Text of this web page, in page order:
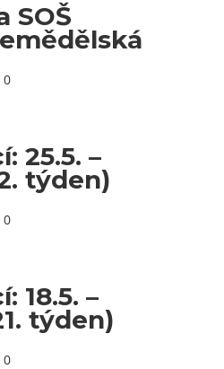
SOŠ
0
25.5. –
týden)
0
18.5. –
týden)
0